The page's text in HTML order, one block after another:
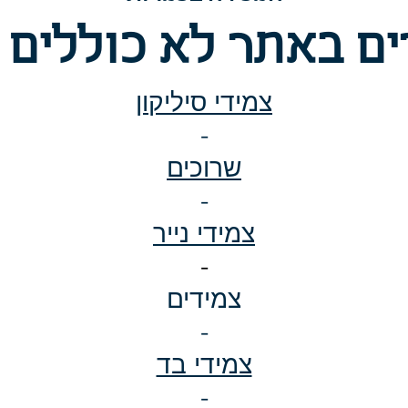
באתר לא
צמידי סיליקון
-
שרוכים
-
צמידי נייר
-
צמידים
-
צמידי בד
-